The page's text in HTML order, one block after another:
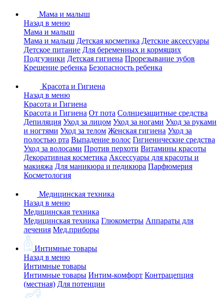
Мама и малыш
Назад в меню
Мама и малыш
Мама и малыш Детская косметика Детские аксессуары
Детское питание Для беременных и кормящих
Подгузники Детская гигиена Прорезывание зубов
Крещение ребенка Безопасность ребенка
Красота и Гигиена
Назад в меню
Красота и Гигиена
Красота и Гигиена От пота Солнцезащитные средства
Депиляция Уход за лицом Уход за ногами Уход за руками
и ногтями Уход за телом Женская гигиена Уход за
полостью рта Выпадение волос Гигиенические средства
Уход за волосами Против перхоти Витамины красоты
Декоративная косметика Аксессуары для красоты и
макияжа Для маникюра и педикюра Парфюмерия
Косметология
Медицинская техника
Назад в меню
Медицинская техника
Медицинская техника Глюкометры Аппараты для
лечения Мед.приборы
Интимные товары
Назад в меню
Интимные товары
Интимные товары Интим-комфорт Контрацепция
(местная) Для потенции